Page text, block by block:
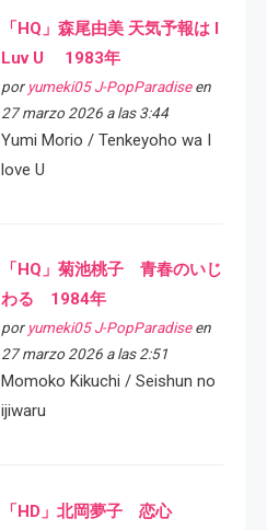
「HQ」森尾由美 天気予報は I
Luv U 1983年
por yumeki05 J-PopParadiseen
27 marzo 2026 a las 3:44
Yumi Morio / Tenkeyoho wa I
love U
「HQ」菊池桃子 青春のいじ
わる 1984年
por yumeki05 J-PopParadiseen
27 marzo 2026 a las 2:51
Momoko Kikuchi / Seishun no
ijiwaru
「HD」北岡夢子 恋心